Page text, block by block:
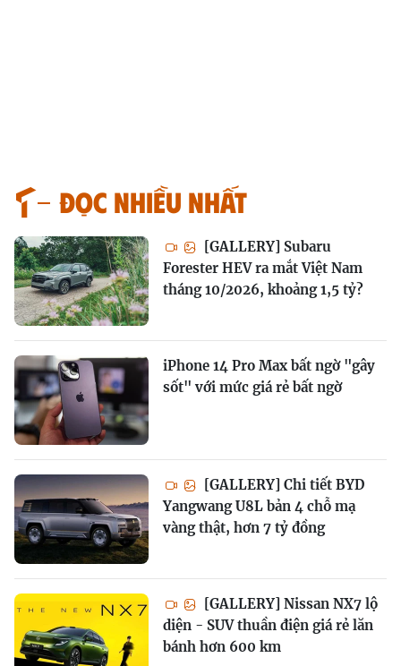
Đọc nhiều nhất
[GALLERY] Subaru
Forester HEV ra mắt Việt Nam
tháng 10/2026, khoảng 1,5 tỷ?
iPhone 14 Pro Max bất ngờ "gây
sốt" với mức giá rẻ bất ngờ
[GALLERY] Chi tiết BYD
Yangwang U8L bản 4 chỗ mạ
vàng thật, hơn 7 tỷ đồng
[GALLERY] Nissan NX7 lộ
diện - SUV thuần điện giá rẻ lăn
bánh hơn 600 km